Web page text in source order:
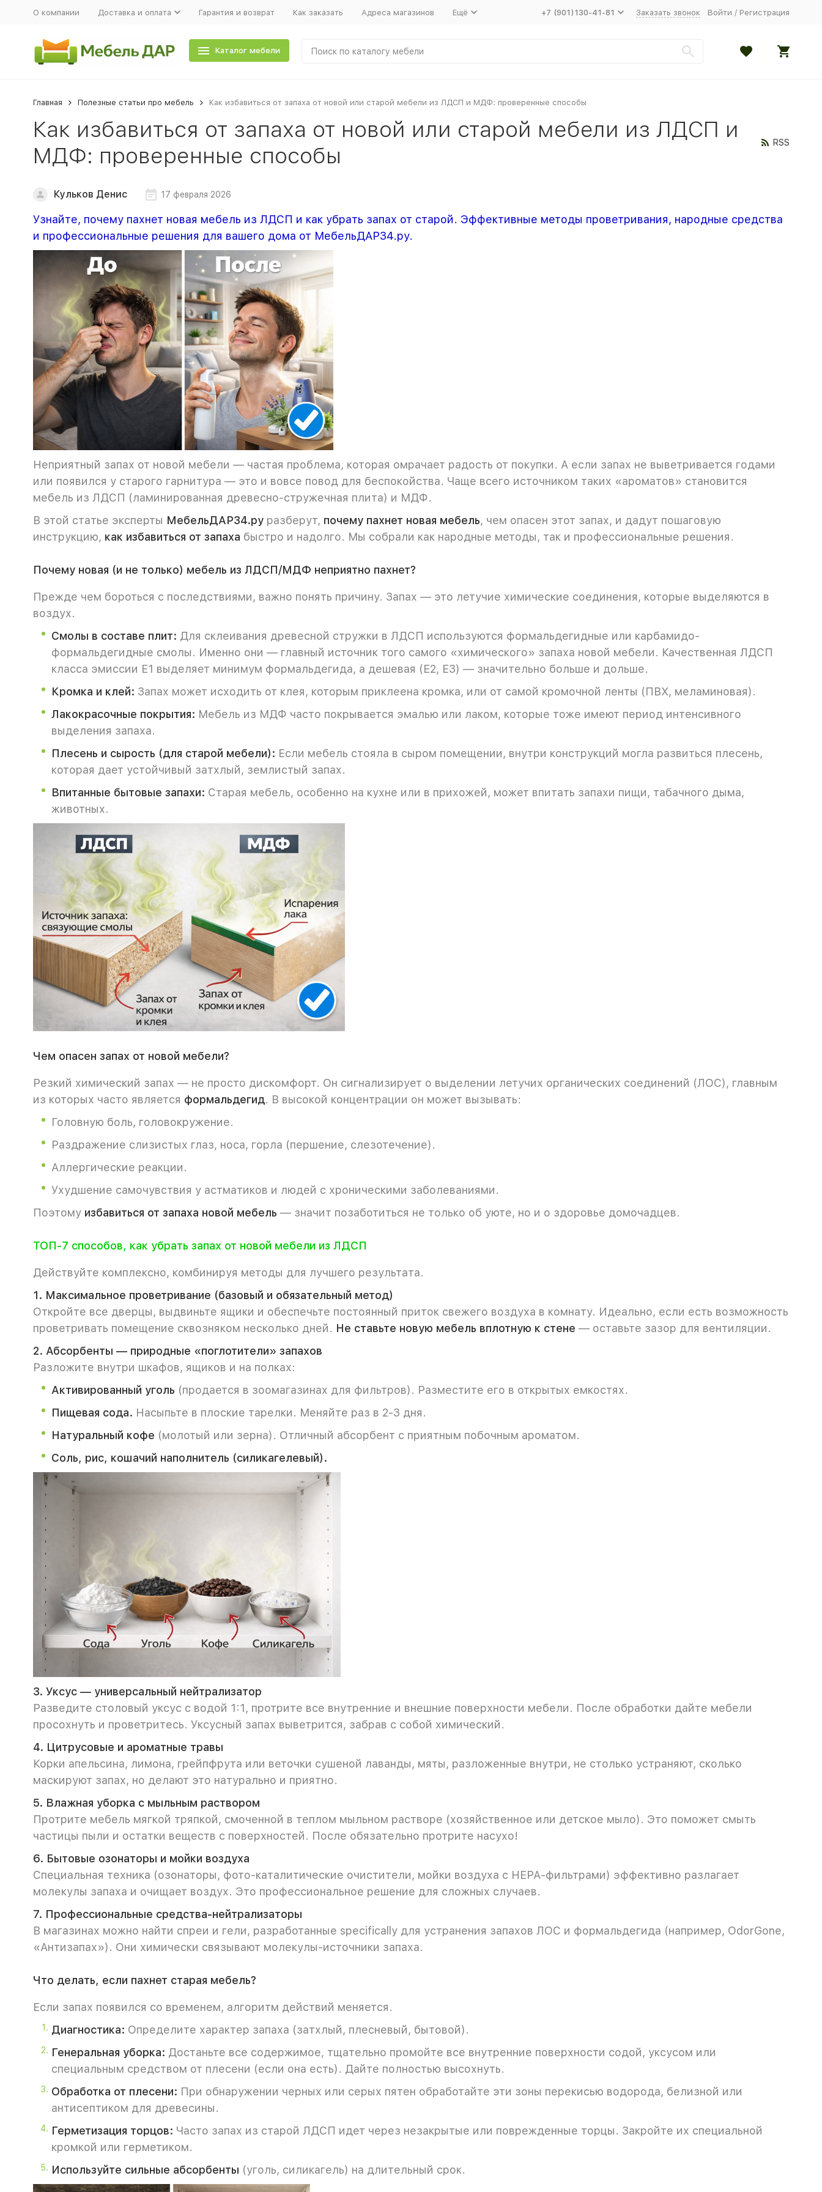
О компании Доставка и оплата Гарантия и возврат Как заказать Адреса магазинов Ещё +7 (901)130-41-81 Заказать звонок Войти / Регистрация
Каталог мебели
Главная Полезные статьи про мебель Как избавиться от запаха от новой или старой мебели из ЛДСП и МДФ: проверенные способы
Как избавиться от запаха от новой или старой мебели из ЛДСП и
МДФ: проверенные способы
RSS
Кульков Денис 17 февраля 2026
Узнайте, почему пахнет новая мебель из ЛДСП и как убрать запах от старой. Эффективные методы проветривания, народные средства
и профессиональные решения для вашего дома от МебельДАР34.ру.
Неприятный запах от новой мебели — частая проблема, которая омрачает радость от покупки. А если запах не выветривается годами
или появился у старого гарнитура — это и вовсе повод для беспокойства. Чаще всего источником таких «ароматов» становится
мебель из ЛДСП (ламинированная древесно-стружечная плита) и МДФ.
В этой статье эксперты МебельДАР34.руразберут, почему пахнет новая мебель, чем опасен этот запах, и дадут пошаговую
инструкцию, как избавиться от запаха быстро и надолго. Мы собрали как народные методы, так и профессиональные решения.
Почему новая (и не только) мебель из ЛДСП/МДФ неприятно пахнет?
Прежде чем бороться с последствиями, важно понять причину. Запах — это летучие химические соединения, которые выделяются в
воздух.
Смолы в составе плит: Для склеивания древесной стружки в ЛДСП используются формальдегидные или карбамидо-
формальдегидные смолы. Именно они — главный источник того самого «химического» запаха новой мебели. Качественная ЛДСП
класса эмиссии Е1 выделяет минимум формальдегида, а дешевая (Е2, Е3) — значительно больше и дольше.
Кромка и клей: Запах может исходить от клея, которым приклеена кромка, или от самой кромочной ленты (ПВХ, меламиновая).
Лакокрасочные покрытия: Мебель из МДФ часто покрывается эмалью или лаком, которые тоже имеют период интенсивного
выделения запаха.
Плесень и сырость (для старой мебели): Если мебель стояла в сыром помещении, внутри конструкций могла развиться плесень,
которая дает устойчивый затхлый, землистый запах.
Впитанные бытовые запахи: Старая мебель, особенно на кухне или в прихожей, может впитать запахи пищи, табачного дыма,
животных.
Чем опасен запах от новой мебели?
Резкий химический запах — не просто дискомфорт. Он сигнализирует о выделении летучих органических соединений (ЛОС), главным
из которых часто является формальдегид. В высокой концентрации он может вызывать:
Головную боль, головокружение.
Раздражение слизистых глаз, носа, горла (першение, слезотечение).
Аллергические реакции.
Ухудшение самочувствия у астматиков и людей с хроническими заболеваниями.
Поэтому избавиться от запаха новой мебель — значит позаботиться не только об уюте, но и о здоровье домочадцев.
ТОП-7 способов, как убрать запах от новой мебели из ЛДСП
Действуйте комплексно, комбинируя методы для лучшего результата.
1. Максимальное проветривание (базовый и обязательный метод)
Откройте все дверцы, выдвиньте ящики и обеспечьте постоянный приток свежего воздуха в комнату. Идеально, если есть возможность
проветривать помещение сквозняком несколько дней. Не ставьте новую мебель вплотную к стене — оставьте зазор для вентиляции.
2. Абсорбенты — природные «поглотители» запахов
Разложите внутри шкафов, ящиков и на полках:
Активированный уголь (продается в зоомагазинах для фильтров). Разместите его в открытых емкостях.
Пищевая сода. Насыпьте в плоские тарелки. Меняйте раз в 2-3 дня.
Натуральный кофе (молотый или зерна). Отличный абсорбент с приятным побочным ароматом.
Соль, рис, кошачий наполнитель (силикагелевый).
3. Уксус — универсальный нейтрализатор
Разведите столовый уксус с водой 1:1, протрите все внутренние и внешние поверхности мебели. После обработки дайте мебели
просохнуть и проветритесь. Уксусный запах выветрится, забрав с собой химический.
4. Цитрусовые и ароматные травы
Корки апельсина, лимона, грейпфрута или веточки сушеной лаванды, мяты, разложенные внутри, не столько устраняют, сколько
маскируют запах, но делают это натурально и приятно.
5. Влажная уборка с мыльным раствором
Протрите мебель мягкой тряпкой, смоченной в теплом мыльном растворе (хозяйственное или детское мыло). Это поможет смыть
частицы пыли и остатки веществ с поверхностей. После обязательно протрите насухо!
6. Бытовые озонаторы и мойки воздуха
Специальная техника (озонаторы, фото-каталитические очистители, мойки воздуха с НЕРА-фильтрами) эффективно разлагает
молекулы запаха и очищает воздух. Это профессиональное решение для сложных случаев.
7. Профессиональные средства-нейтрализаторы
В магазинах можно найти спреи и гели, разработанные specifically для устранения запахов ЛОС и формальдегида (например, OdorGone,
«Антизапах»). Они химически связывают молекулы-источники запаха.
Что делать, если пахнет старая мебель?
Если запах появился со временем, алгоритм действий меняется.
Диагностика: Определите характер запаха (затхлый, плесневый, бытовой).
Генеральная уборка: Достаньте все содержимое, тщательно промойте все внутренние поверхности содой, уксусом или
специальным средством от плесени (если она есть). Дайте полностью высохнуть.
Обработка от плесени: При обнаружении черных или серых пятен обработайте эти зоны перекисью водорода, белизной или
антисептиком для древесины.
Герметизация торцов: Часто запах из старой ЛДСП идет через незакрытые или поврежденные торцы. Закройте их специальной
кромкой или герметиком.
Используйте сильные абсорбенты (уголь, силикагель) на длительный срок.